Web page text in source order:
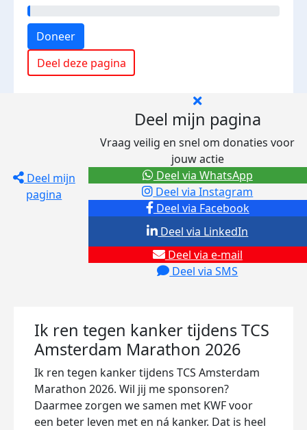
Doneer
Deel deze pagina
Deel mijn
pagina
Deel mijn pagina
Vraag veilig en snel om donaties voor
jouw actie
Deel via Facebook
Deel via Instagram
Deel via e-mail
Deel via SMS
Deel via LinkedIn
Deel via WhatsApp
Ik ren tegen kanker tijdens TCS
Amsterdam Marathon 2026
Ik ren tegen kanker tijdens TCS Amsterdam
Marathon 2026. Wil jij me sponsoren?
Daarmee zorgen we samen met KWF voor
een beter leven met en ná kanker. Dat is heel